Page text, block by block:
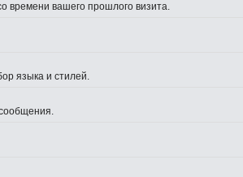
времени вашего прошлого визита.
языка и стилей.